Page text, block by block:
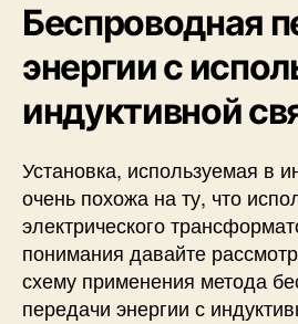
Беспроводная
энергии с
индуктивной
Установка, используемая в
очень похожа на ту, что
электрического
понимания давайте
схему применения метода
передачи энергии с